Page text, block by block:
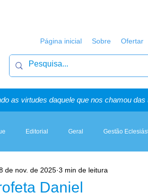
Página inicial Sobre Ofertar
as virtudes daquele que nos chamou
Editorial Geral Gestão
Artigos, Sermões & Esboços
Daniel
de nov. de 2025 3 min de leitura